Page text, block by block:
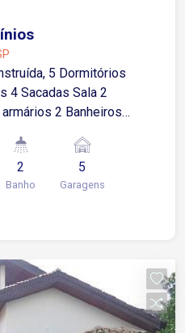
4 Sacadas Sala 2
2 Banheiros
2
Banho
5
Garagens